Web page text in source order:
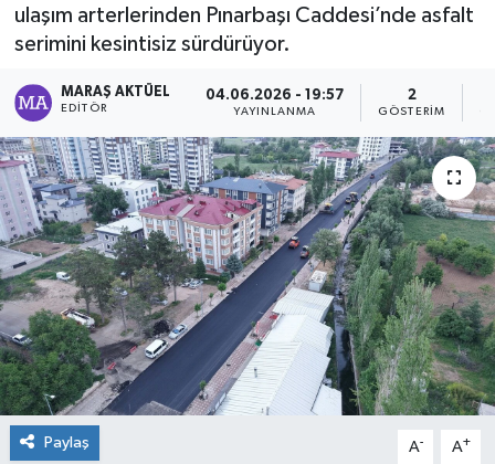
ulaşım arterlerinden Pınarbaşı Caddesi’nde asfalt
serimini kesintisiz sürdürüyor.
MARAŞ AKTÜEL
EDITÖR
04.06.2026 - 19:57
YAYINLANMA
2
GÖSTERIM
Paylaş A- A+
Eğitim
Kültür Sanat
Haber Arşivi